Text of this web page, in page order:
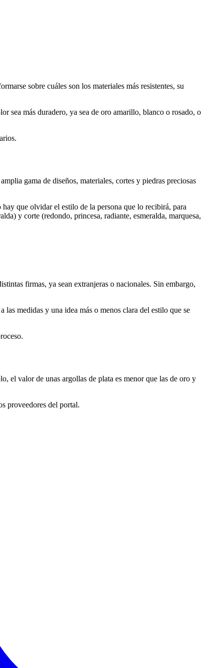
sobre cuáles son los materiales más resistentes, su
sea más duradero, ya sea de oro amarillo, blanco o rosado, o
gama de diseños, materiales, cortes y piedras preciosas
que olvidar el estilo de la persona que lo recibirá, para
y corte (redondo, princesa, radiante, esmeralda, marquesa,
firmas, ya sean extranjeras o nacionales. Sin embargo,
medidas y una idea más o menos clara del estilo que se
el valor de unas argollas de plata es menor que las de oro y
proveedores del portal.